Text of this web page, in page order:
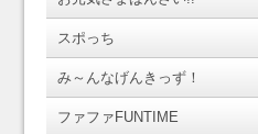
スポっち
み～んなげんきっず！
ファファFUNTIME